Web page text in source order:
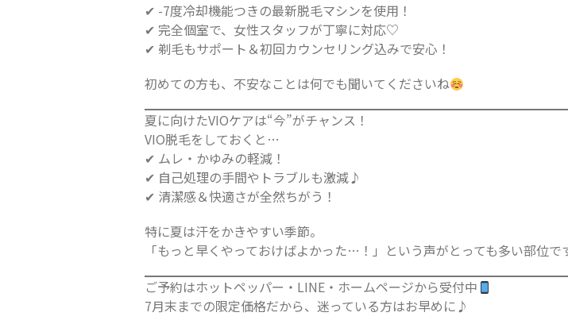
✔ -7度冷却機能つきの最新脱毛マシンを使用！
✔ 完全個室で、女性スタッフが丁寧に対応♡
✔ 剃毛もサポート＆初回カウンセリング込みで安心！
初めての方も、不安なことは何でも聞いてくださいね
夏に向けたVIOケアは“今”がチャンス！
VIO脱毛をしておくと…
✔ ムレ・かゆみの軽減！
✔ 自己処理の手間やトラブルも激減♪
✔ 清潔感＆快適さが全然ちがう！
特に夏は汗をかきやすい季節。
「もっと早くやっておけばよかった…！」という声がとっても多い部位で
ご予約はホットペッパー・LINE・ホームページから受付中
7月末までの限定価格だから、迷っている方はお早めに♪